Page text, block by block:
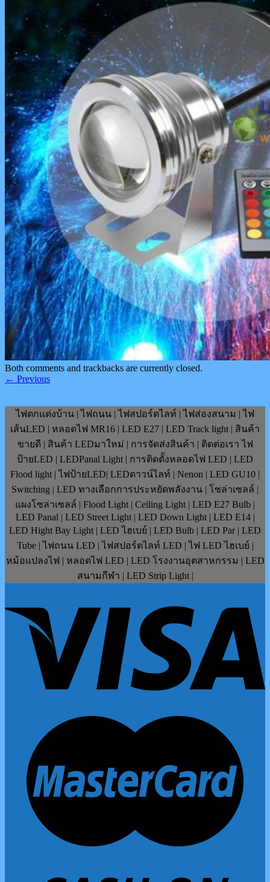
Both comments and trackbacks are currently closed.
← Previous
ไฟตกแต่งบ้าน | ไฟถนน | ไฟสปอร์ตไลท์ | ไฟส่องสนาม | ไฟ
เส้นLED | หลอดไฟ MR16 | LED E27 | LED Track light | สินค้า
ขายดี | สินค้า LEDมาใหม่ | การจัดส่งสินค้า | ติดต่อเรา ไฟ
ป้ายLED | LEDPanal Light | การติดตั้งหลอดไฟ LED | LED
Flood light | ไฟป้ายLED| LEDดาวน์ไลท์ | Nenon | LED GU10 |
Switching | LED ทางเลือกการประหยัดพลังงาน | โซล่าเซลล์ |
แผงโซล่าเซลล์ | Flood Light | Ceiling Light | LED E27 Bulb |
LED Panal | LED Street Light | LED Down Light | LED E14 |
LED Hight Bay Light | LED ไฮเบย์ | LED Bulb | LED Par | LED
Tube | ไฟถนน LED | ไฟสปอร์ตไลท์ LED | ไฟ LED ไฮเบย์ |
หม้อแปลงไฟ | หลอดไฟ LED | LED โรงงานอุตสาหกรรม | LED
สนามกีฬา | LED Strip Light |